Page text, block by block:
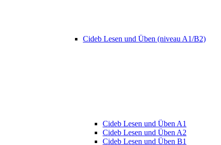
Cideb Lesen und Üben (niveau A1/B2)
Cideb Lesen und Üben A1
Cideb Lesen und Üben A2
Cideb Lesen und Üben B1